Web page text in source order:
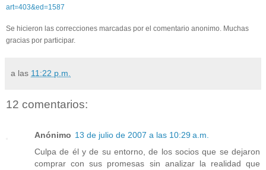
art=403&ed=1587
Se hicieron las correcciones marcadas por el comentario anonimo. Muchas
gracias por participar.
a las 11:22 p.m.
12 comentarios:
Anónimo 13 de julio de 2007 a las 10:29 a.m.
Culpa de él y de su entorno, de los socios que se dejaron
comprar con sus promesas sin analizar la realidad que